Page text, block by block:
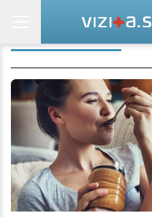
NUTRICIONISTI